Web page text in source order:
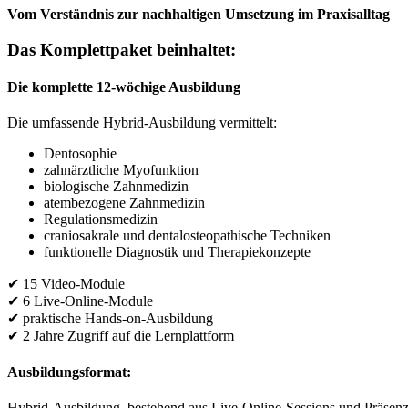
Vom Verständnis zur nachhaltigen Umsetzung im Praxisalltag
Das Komplettpaket beinhaltet:
Die komplette 12-wöchige Ausbildung
Die umfassende Hybrid-Ausbildung vermittelt:
Dentosophie
zahnärztliche Myofunktion
biologische Zahnmedizin
atembezogene Zahnmedizin
Regulationsmedizin
craniosakrale und dentalosteopathische Techniken
funktionelle Diagnostik und Therapiekonzepte
✔ 15 Video-Module
✔ 6 Live-Online-Module
✔ praktische Hands-on-Ausbildung
✔ 2 Jahre Zugriff auf die Lernplattform
Ausbildungsformat: